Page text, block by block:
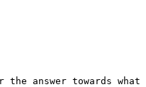
answer towards what